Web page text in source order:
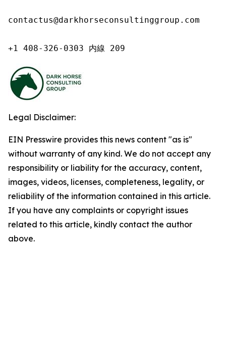
contactus@darkhorseconsultinggroup.com
+1 408-326-0303 内線 209
Legal Disclaimer:
EIN Presswire provides this news content "as is"
without warranty of any kind. We do not accept any
responsibility or liability for the accuracy, content,
images, videos, licenses, completeness, legality, or
reliability of the information contained in this article.
If you have any complaints or copyright issues
related to this article, kindly contact the author
above.